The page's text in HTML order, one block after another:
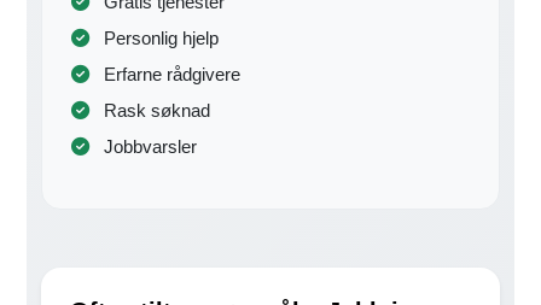
Personlig hjelp
Erfarne rådgivere
Rask søknad
Jobbvarsler